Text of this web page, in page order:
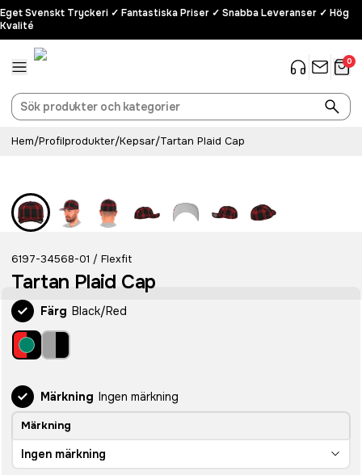
Eget Svenskt Tryckeri ✓ Fantastiska Priser ✓ Snabba Leveranser ✓ Hög
Kvalité
0
Hem/Profilprodukter/Kepsar/Tartan Plaid Cap
6197-34568-01 / Flexfit
Tartan Plaid Cap
Färg Black/Red
Märkning Ingen märkning
Märkning
Ingen märkning